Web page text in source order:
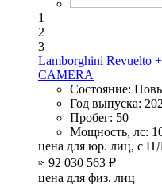
1
2
3
Lamborghini Revuelto
CAMERA
Состояние:
Год выпуска:
Пробег: 50
Мощность, лс:
цена для юр. лиц, с
≈ 92 030 563 ₽
цена для физ. лиц